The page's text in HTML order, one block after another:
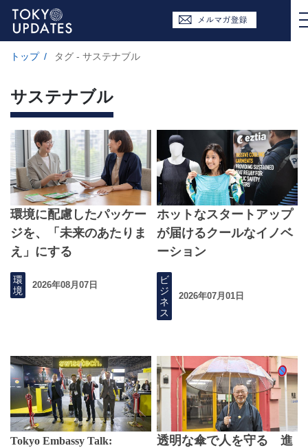
トップ / タグ - サステナブル
サステナブル
環境に配慮したパッケー
ジを、「未来のあたりま
え」にする
環
境
2026年08月07日
ホットなスタートアップ
が届けるクールなイノベ
ーション
ビ
ジ
ネ
ス
2026年07月01日
Tokyo Embassy Talk:
透明な傘で人を守る 進